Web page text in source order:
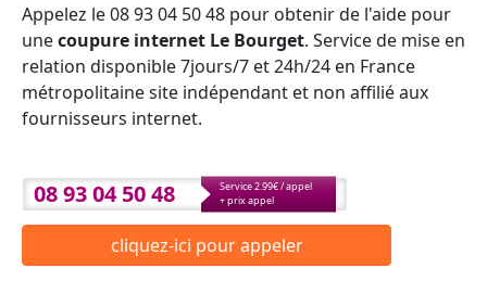
Appelez le 08 93 04 50 48 pour obtenir de l'aide pour
unecoupure internet Le Bourget. Service de mise en
relation disponible 7jours/7 et 24h/24 en France
métropolitaine site indépendant et non affilié aux
fournisseurs internet.
08 93 04 50 48
Service 2.99€ / appel
+ prix appel
cliquez-ici pour appeler